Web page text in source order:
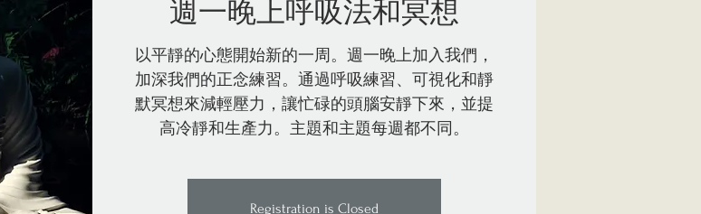
週一晚上呼吸法和冥想
以平靜的心態開始新的一周。週一晚上加入我們，
加深我們的正念練習。通過呼吸練習、可視化和靜
默冥想來減輕壓力，讓忙碌的頭腦安靜下來，並提
高冷靜和生產力。主題和主題每週都不同。
Registration is Closed